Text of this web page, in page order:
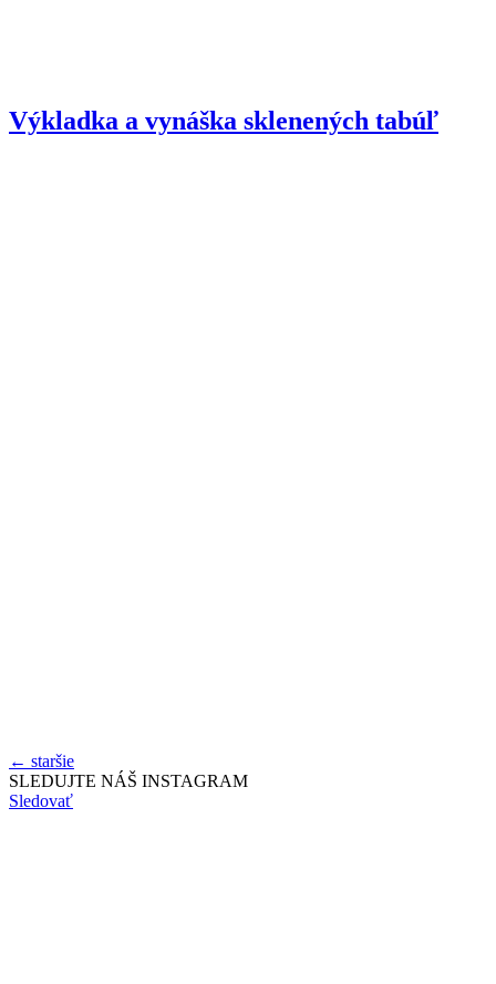
Výkladka a vynáška sklenených tabúľ
← staršie
SLEDUJTE NÁŠ INSTAGRAM
Sledovať